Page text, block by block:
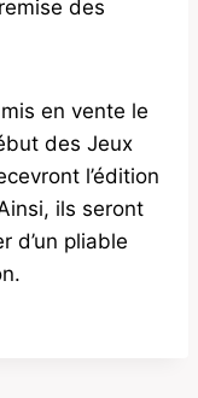
des
en vente le
des Jeux
l’édition
ils seront
d’un pliable